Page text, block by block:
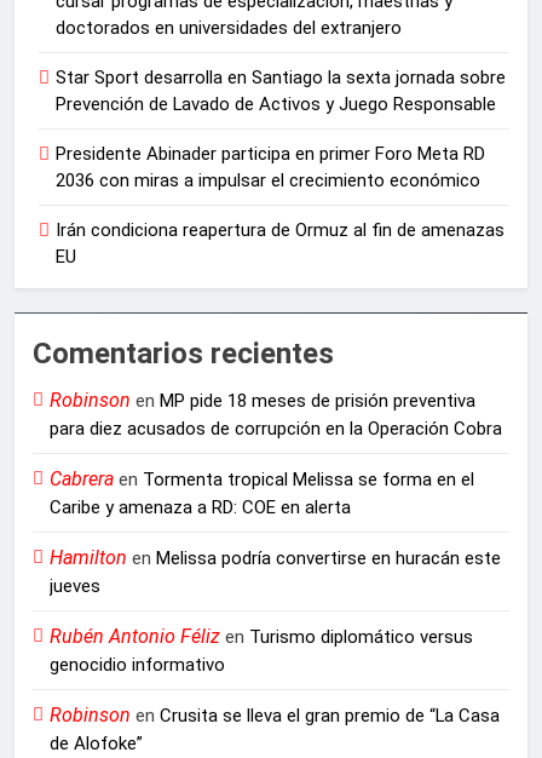
doctorados en universidades del extranjero
Star Sport desarrolla en Santiago la sexta jornada sobre
Prevención de Lavado de Activos y Juego Responsable
Presidente Abinader participa en primer Foro Meta RD
2036 con miras a impulsar el crecimiento económico
Irán condiciona reapertura de Ormuz al fin de amenazas
EU
Comentarios recientes
Robinson en MP pide 18 meses de prisión preventiva
para diez acusados de corrupción en la Operación Cobra
Cabrera en Tormenta tropical Melissa se forma en el
Caribe y amenaza a RD: COE en alerta
Hamilton en Melissa podría convertirse en huracán este
jueves
Rubén Antonio Féliz en Turismo diplomático versus
genocidio informativo
Robinson en Crusita se lleva el gran premio de “La Casa
de Alofoke”